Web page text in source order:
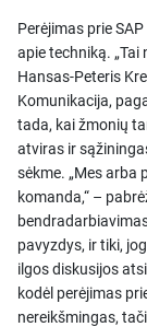
Perėjimas prie
apie techniką. „Tai
Hansas-Peteris
Komunikacija,
tada, kai žmonių
atviras ir
sėkme. „Mes arba
komanda,“ –
pavyzdys, ir tiki,
ilgos diskusijos
kodėl perėjimas
nereikšmingas,